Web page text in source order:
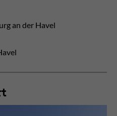
an der Havel